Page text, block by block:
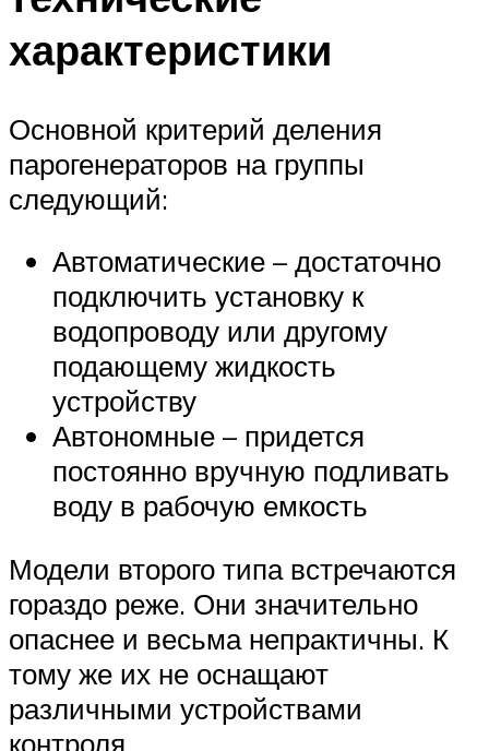
характеристики
Основной критерий деления
парогенераторов на группы
следующий:
Автоматические – достаточно
подключить установку к
водопроводу или другому
подающему жидкость
устройству
Автономные – придется
постоянно вручную подливать
воду в рабочую емкость
Модели второго типа встречаются
гораздо реже. Они значительно
опаснее и весьма непрактичны. К
тому же их не оснащают
различными устройствами
контроля.